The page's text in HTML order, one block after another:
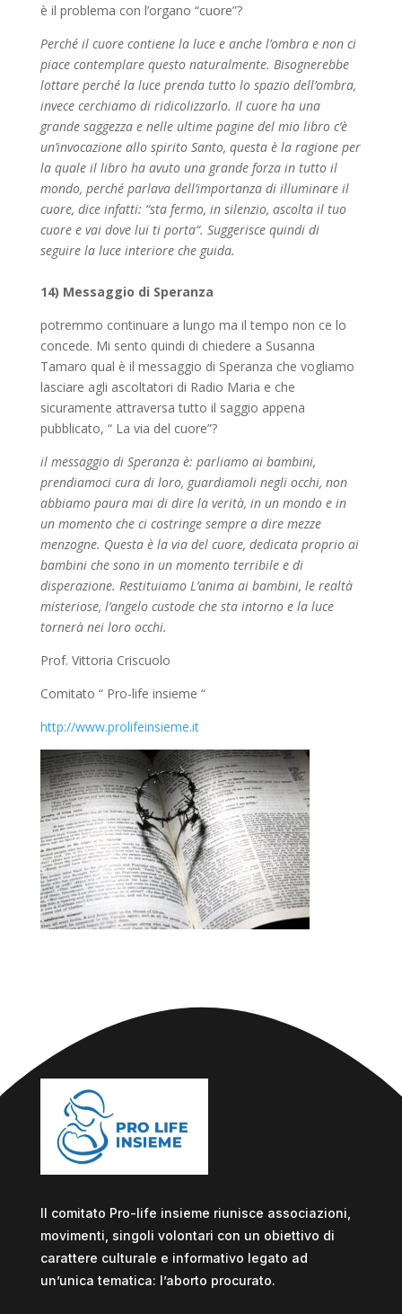
è il problema con l’organo “cuore”?
Perché il cuore contiene la luce e anche l’ombra e non ci
piace contemplare questo naturalmente. Bisognerebbe
lottare perché la luce prenda tutto lo spazio dell’ombra,
invece cerchiamo di ridicolizzarlo. Il cuore ha una
grande saggezza e nelle ultime pagine del mio libro c’è
un’invocazione allo spirito Santo, questa è la ragione per
la quale il libro ha avuto una grande forza in tutto il
mondo, perché parlava dell’importanza di illuminare il
cuore, dice infatti: “sta fermo, in silenzio, ascolta il tuo
cuore e vai dove lui ti porta“. Suggerisce quindi di
seguire la luce interiore che guida.
14) Messaggio di Speranza
potremmo continuare a lungo ma il tempo non ce lo
concede. Mi sento quindi di chiedere a Susanna
Tamaro qual è il messaggio di Speranza che vogliamo
lasciare agli ascoltatori di Radio Maria e che
sicuramente attraversa tutto il saggio appena
pubblicato, “ La via del cuore”?
il messaggio di Speranza è: parliamo ai bambini,
prendiamoci cura di loro, guardiamoli negli occhi, non
abbiamo paura mai di dire la verità, in un mondo e in
un momento che ci costringe sempre a dire mezze
menzogne. Questa è la via del cuore, dedicata proprio ai
bambini che sono in un momento terribile e di
disperazione. Restituiamo L’anima ai bambini, le realtà
misteriose, l’angelo custode che sta intorno e la luce
tornerà nei loro occhi.
Prof. Vittoria Criscuolo
Comitato “ Pro-life insieme “
http://www.prolifeinsieme.it
Il comitato Pro-life insieme riunisce associazioni,
movimenti, singoli volontari con un obiettivo di
carattere culturale e informativo legato ad
un’unica tematica: l’aborto procurato.